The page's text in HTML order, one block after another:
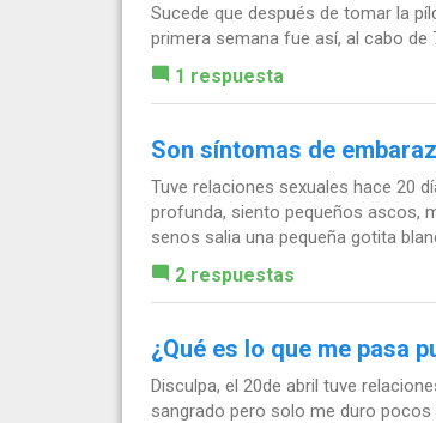
Sucede que después de tomar la
primera semana fue así, al cabo de
1 respuesta
Son síntomas de
Tuve relaciones sexuales hace 20
profunda, siento pequeños ascos,
senos salia una pequeña gotita
2 respuestas
¿Qué es lo que me pasa
Disculpa, el 20de abril tuve
sangrado pero solo me duro